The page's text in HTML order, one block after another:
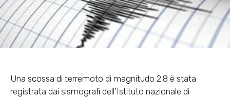
Una scossa di terremoto di magnitudo 2.8 è stata
registrata dai sismografi dell’Istituto nazionale di